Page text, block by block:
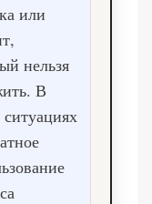
или
нельзя
В